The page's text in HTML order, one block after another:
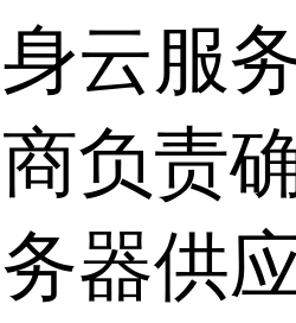
云服
负责
器供